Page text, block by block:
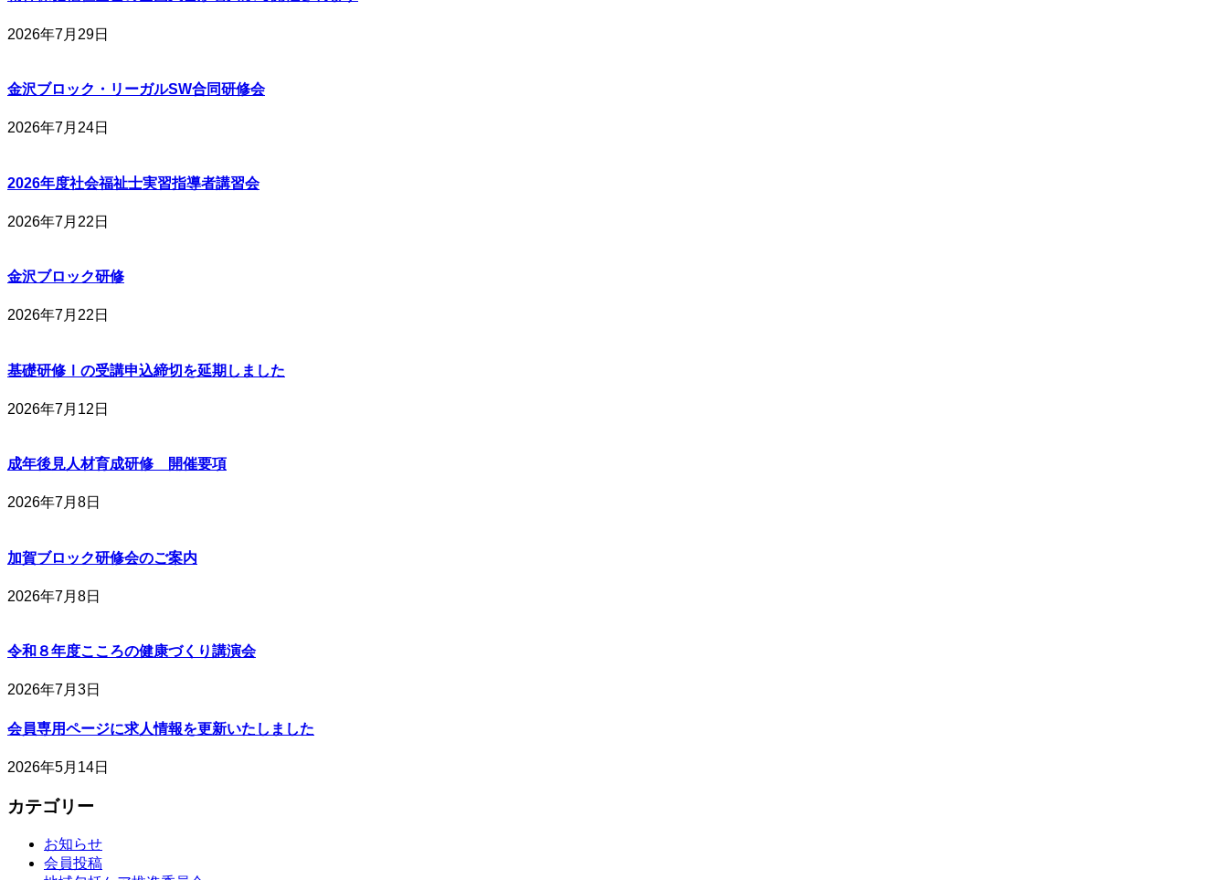
2026年7月29日
金沢ブロック・リーガルSW合同研修会
2026年7月24日
2026年度社会福祉士実習指導者講習会
2026年7月22日
金沢ブロック研修
2026年7月22日
基礎研修Ⅰの受講申込締切を延期しました
2026年7月12日
成年後見人材育成研修 開催要項
2026年7月8日
加賀ブロック研修会のご案内
2026年7月8日
令和８年度こころの健康づくり講演会
2026年7月3日
会員専用ページに求人情報を更新いたしました
2026年5月14日
カテゴリー
お知らせ
会員投稿